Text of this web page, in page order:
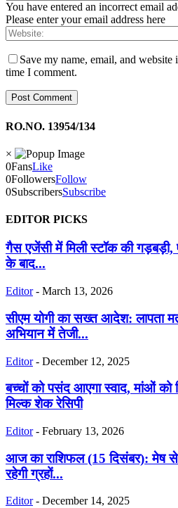
You have entered an incorrect email
Please enter your email address here
Save my name, email, and
time I comment.
RO.NO. 13954/134
×
0FansLike
0FollowersFollow
0SubscribersSubscribe
EDITOR PICKS
गैस एजेंसी में मिली स्टॉक की गड़बड़ी,
के बाद...
Editor - March 13, 2026
सीएम योगी का सख्त आदेश: लापता
अभियान में तेजी...
Editor - December 12, 2025
बच्चों को पसंद आएगा स्वाद, मांओं को
मिल्क शेक रेसिपी
Editor - February 13, 2026
आज का राशिफल (15 दिसंबर): मेष से
रहेगी ग्रहों...
Editor - December 14, 2025